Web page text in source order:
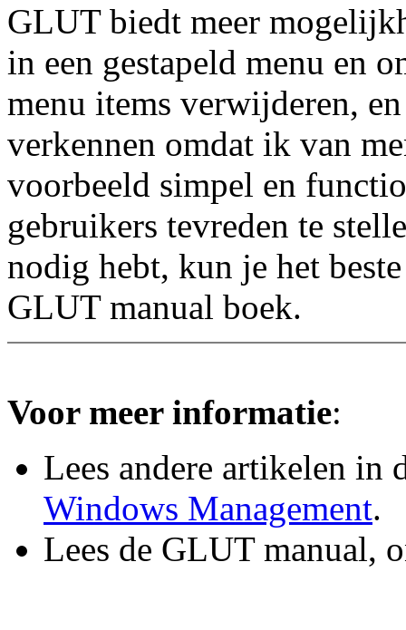
GLUT biedt meer
in een gestapeld menu en
menu items verwijderen,
verkennen omdat ik van
voorbeeld simpel en
gebruikers tevreden te
nodig hebt, kun je het
GLUT manual boek.
Voor meer informatie:
Lees andere artikelen in
Windows Management.
Lees de GLUT manual,